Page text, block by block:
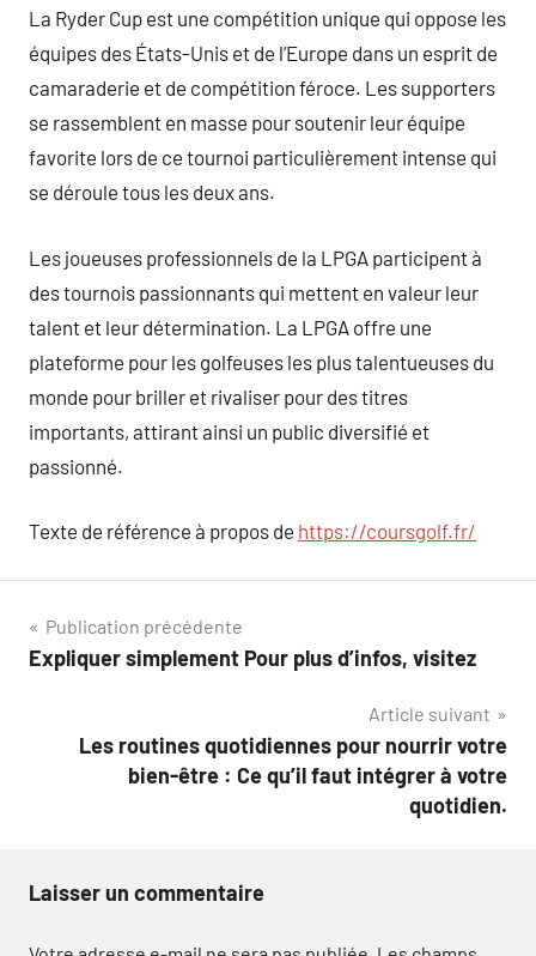
La Ryder Cup est une compétition unique qui oppose les
équipes des États-Unis et de l’Europe dans un esprit de
camaraderie et de compétition féroce. Les supporters
se rassemblent en masse pour soutenir leur équipe
favorite lors de ce tournoi particulièrement intense qui
se déroule tous les deux ans.
Les joueuses professionnels de la LPGA participent à
des tournois passionnants qui mettent en valeur leur
talent et leur détermination. La LPGA offre une
plateforme pour les golfeuses les plus talentueuses du
monde pour briller et rivaliser pour des titres
importants, attirant ainsi un public diversifié et
passionné.
Texte de référence à propos de https://coursgolf.fr/
Navigation
de
Publication précédente
Expliquer simplement Pour plus d’infos, visitez
Article suivant
Les routines quotidiennes pour nourrir votre
bien-être : Ce qu’il faut intégrer à votre
quotidien.
Laisser un commentaire